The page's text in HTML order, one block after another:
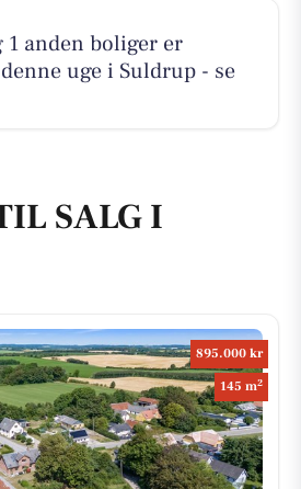
1 anden boliger er
uge i Suldrup - se
SALG I
895.000 kr
145 m2